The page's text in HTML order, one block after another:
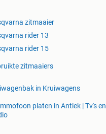
Parts
zitmaaier
rider 13
rider 15
zitmaaiers
in Kruiwagens
platen in Antiek | Tv's en